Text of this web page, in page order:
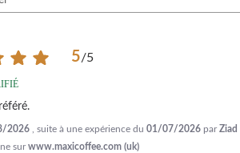
5/5
2026 , suite à une expérience du 01/07/2026 parZiad
surwww.maxicoffee.com (uk)